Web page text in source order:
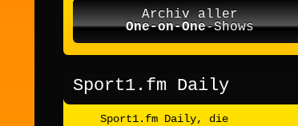
Archiv aller
One-on-One-Shows
Sport1.fm Daily
Sport1.fm Daily, die